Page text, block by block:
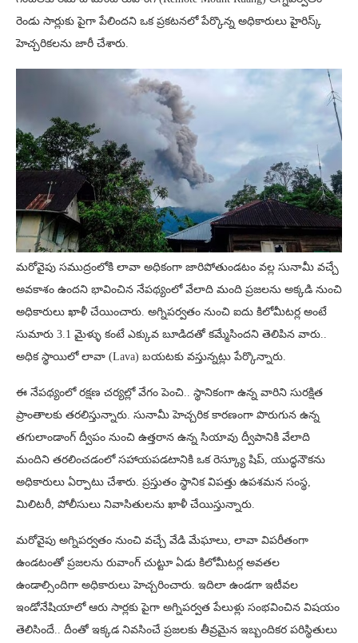
రెండు సార్లుకు పైగా పేలిందని ఒక ప్రకటనలో పేర్కొన్న అధికారులు హైరిస్క్
హెచ్చరికలను జారీ చేశారు.
మరోవైపు సముద్రంలోకి లావా అధికంగా జారిపోతుండటం వల్ల సునామీ వచ్చే
అవకాశం ఉందని భావించిన నేపథ్యంలో వేలాది మంది ప్రజలను అక్కడి నుంచి
అధికారులు ఖాళీ చేయించారు. అగ్నిపర్వతం నుంచి ఐదు కిలోమీటర్ల అంటే
సుమారు 3.1 మైళ్ళు కంటే ఎక్కువ బూడిదతో కమ్మేసిందని తెలిపిన వారు..
అధిక స్థాయిలో లావా (Lava) బయటకు వస్తున్నట్లు పేర్కొన్నారు.
ఈ నేపథ్యంలో రక్షణ చర్యల్లో వేగం పెంచి.. స్థానికంగా ఉన్న వారిని సురక్షిత
ప్రాంతాలకు తరలిస్తున్నారు. సునామీ హెచ్చరిక కారణంగా పొరుగున ఉన్న
తగులాండాంగ్ ద్వీపం నుంచి ఉత్తరాన ఉన్న సియావు ద్వీపానికి వేలాది
మందిని తరలించడంలో సహాయపడటానికి ఒక రెస్క్యూ షిప్, యుద్ధనౌకను
అధికారులు ఏర్పాటు చేశారు. ప్రస్తుతం స్థానిక విపత్తు ఉపశమన సంస్థ,
మిలిటరీ, పోలీసులు నివాసితులను ఖాళీ చేయిస్తున్నారు.
మరోవైపు అగ్నిపర్వతం నుంచి వచ్చే వేడి మేఘాలు, లావా విపరీతంగా
ఉండటంతో ప్రజలను రువాంగ్ చుట్టూ ఏడు కిలోమీటర్ల అవతల
ఉండాల్సిందిగా అధికారులు హెచ్చరించారు. ఇదిలా ఉండగా ఇటీవల
ఇండోనేషియాలో ఆరు సార్లకు పైగా అగ్నిపర్వత పేలుళ్లు సంభవించిన విషయం
తెలిసిందే.. దీంతో ఇక్కడ నివసించే ప్రజలకు తీవ్రమైన ఇబ్బందికర పరిస్థితులు